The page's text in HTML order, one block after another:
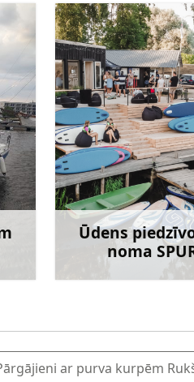
Ūdens
noma
ar purva kurpēm